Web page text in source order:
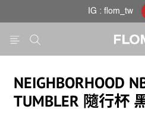
NEIGHBORHOOD
TUMBLER 隨行杯
IG : flom_tw